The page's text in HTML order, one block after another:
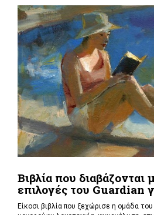
Βιβλία που διαβάζονται
επιλογές του Guardian
Είκοσι βιβλία που ξεχώρισε η ομάδα